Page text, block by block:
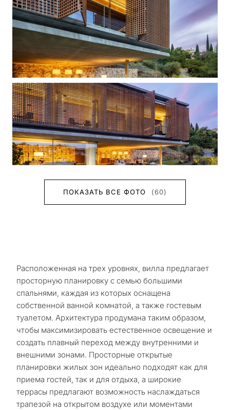
ПОКАЗАТЬ ВСЕ ФОТО (60)
Расположенная на трех уровнях, вилла предлагает
просторную планировку с семью большими
спальнями, каждая из которых оснащена
собственной ванной комнатой, а также гостевым
туалетом. Архитектура продумана таким образом,
чтобы максимизировать естественное освещение и
создать плавный переход между внутренними и
внешними зонами. Просторные открытые
планировки жилых зон идеально подходят как для
приема гостей, так и для отдыха, а широкие
террасы предлагают возможность наслаждаться
трапезой на открытом воздухе или моментами